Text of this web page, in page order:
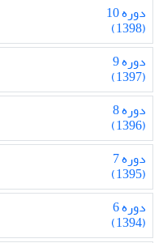
دوره 10
(1398)
دوره 9
(1397)
دوره 8
(1396)
دوره 7
(1395)
دوره 6
(1394)